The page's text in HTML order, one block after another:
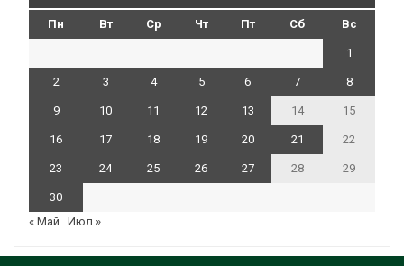
Пн Вт Ср Чт Пт Сб Вс
1
2 3 4 5 6 7 8
9 10 11 12 13 14 15
16 17 18 19 20 21 22
23 24 25 26 27 28 29
30
« Май
Июл »